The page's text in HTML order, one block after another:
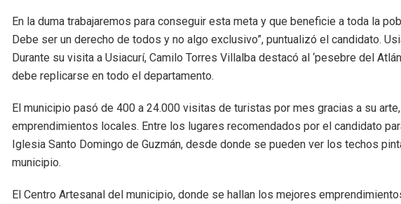
En la duma trabajaremos para conseguir esta meta y que beneficie a toda la
Debe ser un derecho de todos y no algo exclusivo”, puntualizó el candidato.
Durante su visita a Usiacurí, Camilo Torres Villalba destacó al ‘pesebre del
debe replicarse en todo el departamento.
El municipio pasó de 400 a 24.000 visitas de turistas por mes gracias a su
emprendimientos locales. Entre los lugares recomendados por el candidato
Iglesia Santo Domingo de Guzmán, desde donde se pueden ver los techos
municipio.
El Centro Artesanal del municipio, donde se hallan los mejores